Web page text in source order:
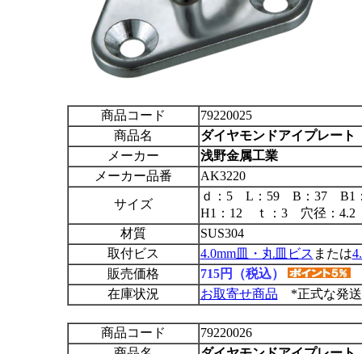
商品コード
79220025
商品名
ダイヤモンドアイプレー
メーカー
浅野金属工業
メーカー品番
AK3220
サイズ
ｄ：5 L：59 B：37
H1：12 ｔ：3 穴径：4.2
材質
SUS304
取付ビス
4.0mm皿・丸皿ビス または
販売価格
715円（税込）
在庫状況
お取寄せ商品 *正式な発送
商品コード
79220026